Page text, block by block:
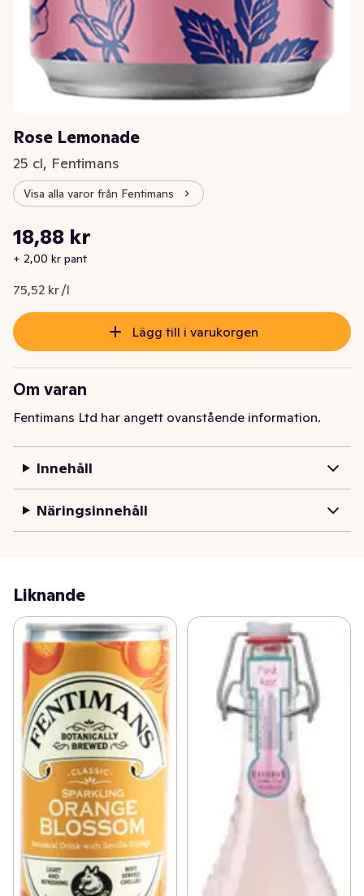
Rose Lemonade
25 cl, Fentimans
Visa alla varor från Fentimans
Nuvarande pris är: 18,88 kr
18,88 kr
+ 2,00 kr pant
75,52 kr /l
Styckpris: 75,52 kr /l
Lägg till i varukorgen
Om varan
Fentimans Ltd har angett ovanstående information.
Innehåll
Näringsinnehåll
Liknande